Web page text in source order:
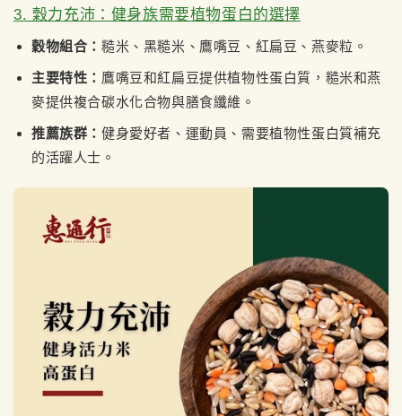
3. 穀力充沛：健身族需要植物蛋白的選擇
穀物組合： 糙米、黑糙米、鷹嘴豆、紅扁豆、燕麥粒。
主要特性： 鷹嘴豆和紅扁豆提供植物性蛋白質，糙米和燕
麥提供複合碳水化合物與膳食纖維。
推薦族群： 健身愛好者、運動員、需要植物性蛋白質補充
的活躍人士。